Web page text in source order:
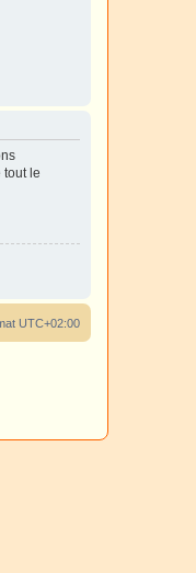
tout le
UTC+02:00